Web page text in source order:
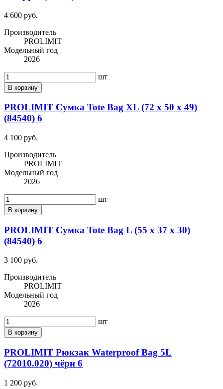
4 600 руб.
Производитель
PROLIMIT
Модельный год
2026
шт
В корзину
PROLIMIT Сумка Tote Bag XL (72 x 50 x 49)
(84540) 6
4 100 руб.
Производитель
PROLIMIT
Модельный год
2026
шт
В корзину
PROLIMIT Сумка Tote Bag L (55 x 37 x 30)
(84540) 6
3 100 руб.
Производитель
PROLIMIT
Модельный год
2026
шт
В корзину
PROLIMIT Рюкзак Waterproof Bag 5L
(72010.020) чёрн 6
1 200 руб.